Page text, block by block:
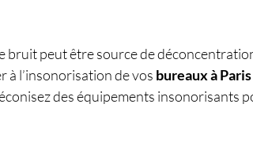
bruit peut être source de
à l’insonorisation de vos bureaux à Paris
des équipements insonorisants